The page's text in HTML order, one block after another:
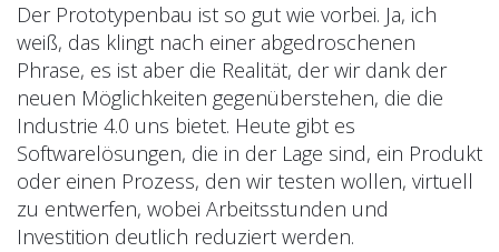
Der Prototypenbau ist so gut wie vorbei. Ja, ich
weiß, das klingt nach einer abgedroschenen
Phrase, es ist aber die Realität, der wir dank der
neuen Möglichkeiten gegenüberstehen, die die
Industrie 4.0 uns bietet. Heute gibt es
Softwarelösungen, die in der Lage sind, ein Produkt
oder einen Prozess, den wir testen wollen, virtuell
zu entwerfen, wobei Arbeitsstunden und
Investition deutlich reduziert werden.